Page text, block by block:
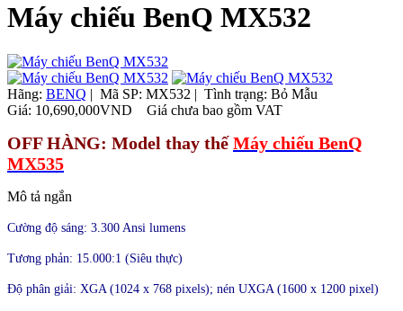
Máy chiếu BenQ MX532
Hãng: BENQ | Mã SP: MX532 | Tình trạng: Bỏ Mẫu
Giá: 10,690,000VND Giá chưa bao gồm VAT
OFF HÀNG: Model thay thếMáy chiếu BenQ
MX535
Mô tả ngắn
Cường độ sáng: 3.300 Ansi lumens
Tương phản: 15.000:1 (Siêu thực)
Độ phân giải: XGA (1024 x 768 pixels); nén UXGA (1600 x 1200 pixel)